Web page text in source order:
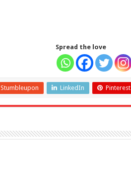
Spread the love
Stumbleupon LinkedIn Pinterest